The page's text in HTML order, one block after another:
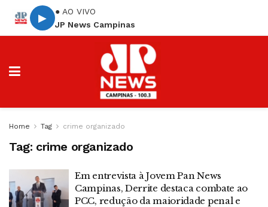
▶
● AO VIVO
JP News Campinas
Home Tag crime organizado
Tag: crime organizado
Em entrevista à Jovem Pan News
Campinas, Derrite destaca combate ao
PCC, redução da maioridade penal e